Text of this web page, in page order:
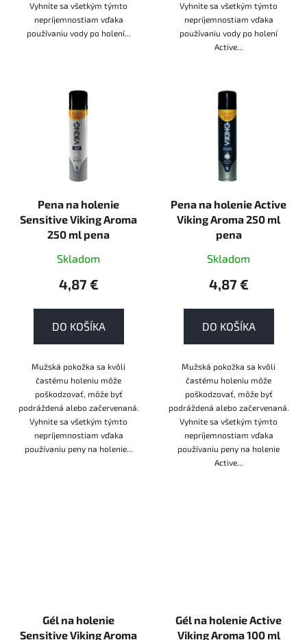
Vyhnite sa všetkým týmto
nepríjemnostiam vďaka
používaniu vody po holení...
Vyhnite sa všetkým týmto
nepríjemnostiam vďaka
používaniu vody po holení
Active...
Pena na holenie
Sensitive Viking Aroma
250 ml pena
Skladom
4,87 €
DO KOŠÍKA
Mužská pokožka sa kvôli
častému holeniu môže
poškodzovať, môže byť
podráždená alebo začervenaná.
Vyhnite sa všetkým týmto
nepríjemnostiam vďaka
používaniu peny na holenie...
Pena na holenie Active
Viking Aroma 250 ml
pena
Skladom
4,87 €
DO KOŠÍKA
Mužská pokožka sa kvôli
častému holeniu môže
poškodzovať, môže byť
podráždená alebo začervenaná.
Vyhnite sa všetkým týmto
nepríjemnostiam vďaka
používaniu peny na holenie
Active...
Gél na holenie
Sensitive Viking Aroma
Gél na holenie Active
Viking Aroma 100 ml